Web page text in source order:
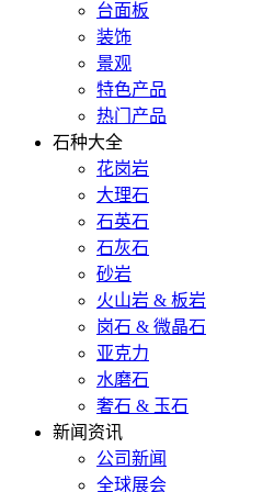
台面板
装饰
景观
特色产品
热门产品
石种大全
花岗岩
大理石
石英石
石灰石
砂岩
火山岩 & 板岩
岗石 & 微晶石
亚克力
水磨石
奢石 & 玉石
新闻资讯
公司新闻
全球展会